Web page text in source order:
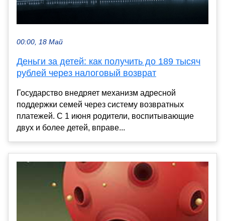
00:00, 18 Май
Деньги за детей: как получить до 189 тысяч
рублей через налоговый возврат
Государство внедряет механизм адресной
поддержки семей через систему возвратных
платежей. С 1 июня родители, воспитывающие
двух и более детей, вправе...